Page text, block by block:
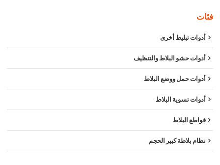
فئات
أدوات تبليط أخرى
أدوات حشو البلاط والتنظيف
أدوات حمل ووضع البلاط
أدوات تسوية البلاط
قواطع البلاط
نظام بلاطة كبير الحجم